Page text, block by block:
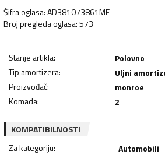
Šifra oglasa:AD381073861ME
Broj pregleda oglasa:573
Stanje artikla:
Polovno
Tip amortizera:
Uljni
Proizvođač:
monroe
Komada: 2
KOMPATIBILNOSTI
Za kategoriju: Automobili